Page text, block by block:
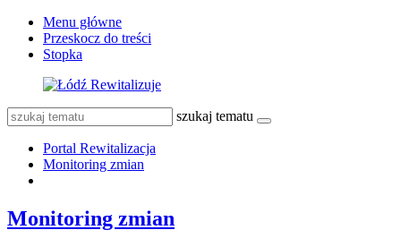
Menu główne
Przeskocz do treści
Stopka
szukaj tematu
Portal Rewitalizacja
Monitoring zmian
Monitoring zmian